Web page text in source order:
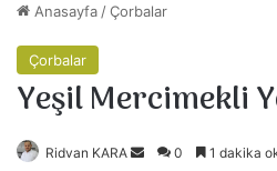
Anasayfa /Çorbalar
Çorbalar
Yeşil Mercimekli
Ridvan KARA 0 1 dakika